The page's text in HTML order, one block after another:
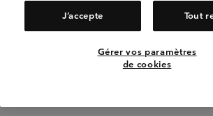
J’accepte Tout
Gérer vos paramètres
de cookies
Belgium-Dutch
Voir Tous Les Pays